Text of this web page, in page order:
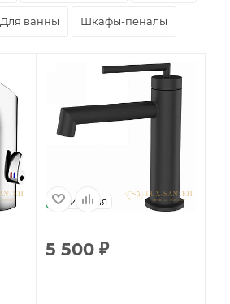
Для ванны Шкафы-пеналы
Италия
5 500 ₽